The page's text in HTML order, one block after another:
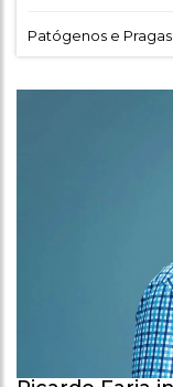
Patógenos e Pragas